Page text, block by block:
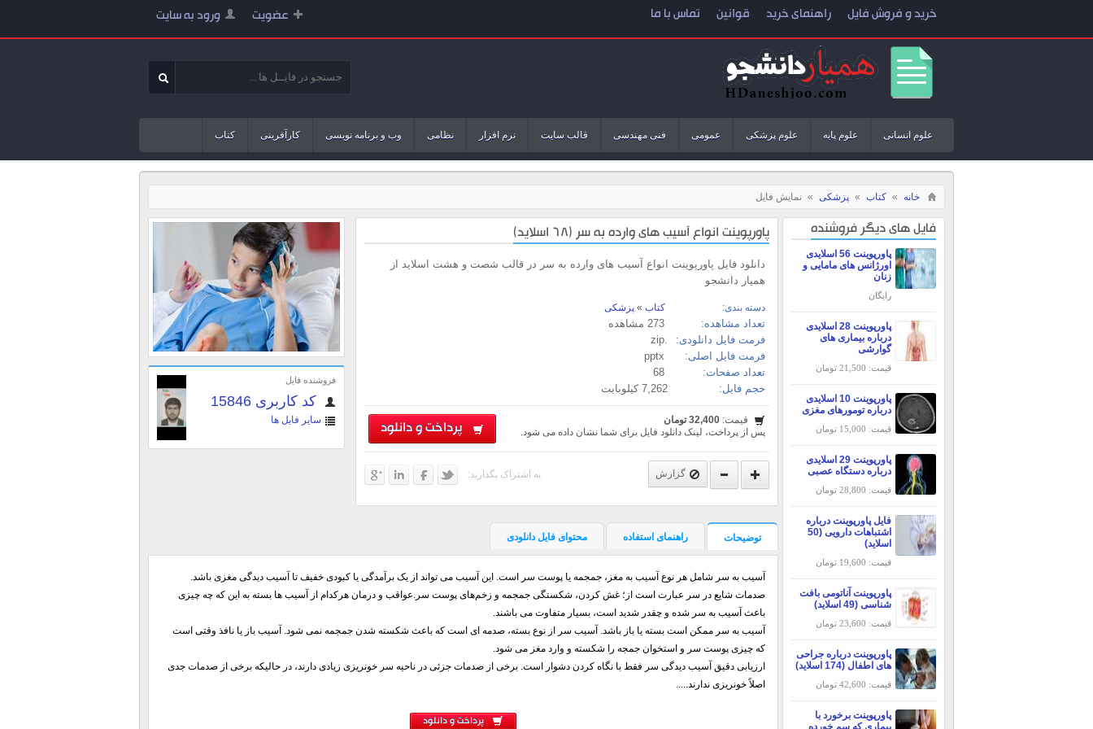
عضویت ورود به سایت خرید و فروش فایل راهنمای خرید قوانین تماس با ما
علوم انسانی علوم پایه علوم پزشکی عمومی فنی مهندسی قالب سایت نرم افزار نظامی وب و برنامه نویسی کارآفرینی کتاب
خانه » کتاب » پزشکی » نمایش فایل
فایل های دیگر فروشنده
پاورپوینت 56 اسلایدی
اورژانس های مامایی و
زنان
رایگان
پاورپوینت 28 اسلایدی
درباره بیماری های
گوارشی
قیمت: 21,500 تومان
پاورپوینت 10 اسلایدی
درباره تومورهای مغزی
قیمت: 15,000 تومان
پاورپوینت 29 اسلایدی
درباره دستگاه عصبی
قیمت: 28,800 تومان
فایل پاورپوینت درباره
اشتباهات دارویی (50
اسلاید)
قیمت: 19,600 تومان
پاورپوینت آناتومی بافت
شناسی (49 اسلاید)
قیمت: 23,600 تومان
پاورپوینت درباره جراحی
های اطفال (174 اسلاید)
قیمت: 42,600 تومان
پاورپوینت برخورد با
بیماری که سم خورده
فروشنده فایل
کد کاربری 15846
سایر فایل ها
پاورپوینت انواع آسیب های وارده به سر (68 اسلاید)
دانلود فایل پاورپوینت انواع آسیب های وارده به سر در قالب شصت و هشت اسلاید از
همیار دانشجو
دسته بندی: کتاب » پزشکی
تعداد مشاهده:
فرمت فایل دانلودی:
.zip
فرمت فایل اصلی:
تعداد صفحات:
حجم فایل:
7,262 کیلوبایت
پرداخت و دانلود
قیمت: 32,400 تومان
پس از پرداخت، لینک دانلود فایل برای شما نشان داده می شود.
گزارش به اشتراک بگذارید:
توضیحات راهنمای استفاده محتوای فایل دانلودی
آسیب به سر شامل هر نوع آسیب به مغز، جمجمه یا پوست سر است. این آسیب می تواند از یک برآمدگی یا کبودی خفیف تا آسیب دیدگی مغزی باشد.
صدمات شایع در سر عبارت است از؛ غش کردن، شکستگی جمجمه و زخم‌های پوست سر.عواقب و درمان هرکدام از آسیب ها بسته به این که چه چیزی
باعث آسیب به سر شده و چقدر شدید است، بسیار متفاوت می باشند.
آسیب به سر ممکن است بسته یا باز باشد. آسیب سر از نوع بسته، صدمه ای است که باعث شکسته شدن جمجمه نمی شود. آسیب باز یا نافذ وقتی است
که چیزی پوست سر و استخوان جمجه را شکسته و وارد مغز می شود.
ارزیابی دقیق آسیب دیدگی سر فقط با نگاه کردن دشوار است. برخی از صدمات جزئی در ناحیه سر خونریزی زیادی دارند، در حالیکه برخی از صدمات جدی
اصلاً خونریزی ندارند.....
پرداخت و دانلود